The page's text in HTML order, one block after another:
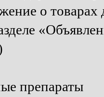
о товарах
препараты